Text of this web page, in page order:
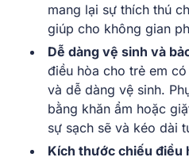
mang lại sự thích thú
giúp cho không gian
Dễ dàng vệ sinh và
điều hòa cho trẻ em
và dễ dàng vệ sinh.
bằng khăn ẩm hoặc
sự sạch sẽ và kéo dài
Kích thước chiếu điều